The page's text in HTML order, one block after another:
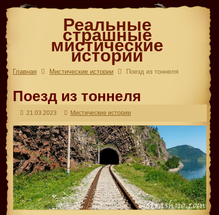
Реальные
страшные
мистические
истории
Главная Мистические истории Поезд из тоннеля
Поезд из тоннеля
21.03.2023 Мистические истории